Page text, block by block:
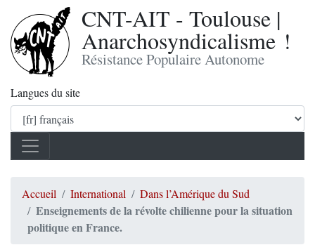
CNT-AIT - Toulouse |
Anarchosyndicalisme !
Résistance Populaire Autonome
Langues du site
Accueil International Dans l’Amérique du Sud
Enseignements de la révolte chilienne pour la situation
politique en France.